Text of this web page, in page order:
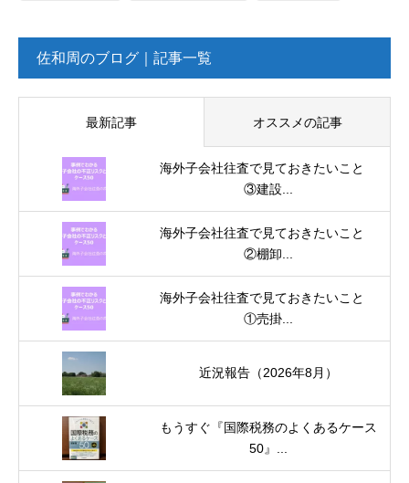
佐和周のブログ｜記事一覧
最新記事 オススメの記事
海外子会社往査で見ておきたいこと
③建設...
海外子会社往査で見ておきたいこと
②棚卸...
海外子会社往査で見ておきたいこと
①売掛...
近況報告（2026年8月）
もうすぐ『国際税務のよくあるケース
50』...